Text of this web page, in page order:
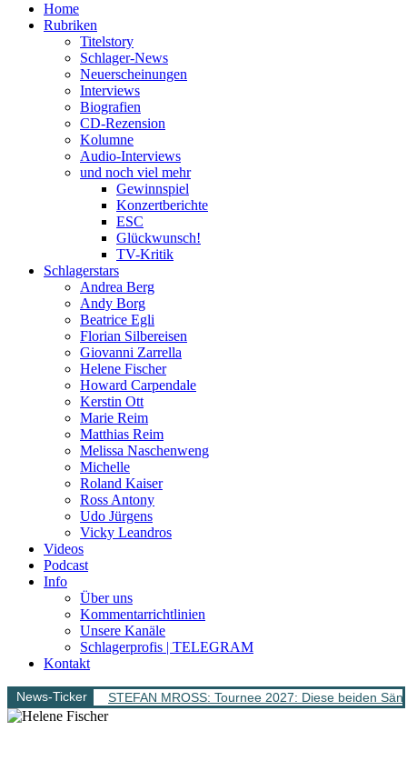
Home
Rubriken
Titelstory
Schlager-News
Neuerscheinungen
Interviews
Biografien
CD-Rezension
Kolumne
Audio-Interviews
und noch viel mehr
Gewinnspiel
Konzertberichte
ESC
Glückwunsch!
TV-Kritik
Schlagerstars
Andrea Berg
Andy Borg
Beatrice Egli
Florian Silbereisen
Giovanni Zarrella
Helene Fischer
Howard Carpendale
Kerstin Ott
Marie Reim
Matthias Reim
Melissa Naschenweng
Michelle
Roland Kaiser
Ross Antony
Udo Jürgens
Vicky Leandros
Videos
Podcast
Info
Über uns
Kommentarrichtlinien
Unsere Kanäle
Schlagerprofis | TELEGRAM
Kontakt
News-Ticker STEFAN MROSS: Tournee 2027: Diese beiden